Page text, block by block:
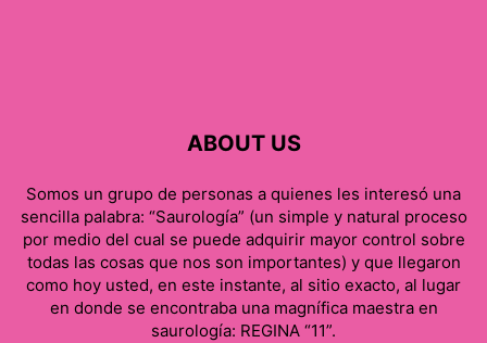
ABOUT US
Somos un grupo de personas a quienes les interesó una
sencilla palabra: “Saurología” (un simple y natural proceso
por medio del cual se puede adquirir mayor control sobre
todas las cosas que nos son importantes) y que llegaron
como hoy usted, en este instante, al sitio exacto, al lugar
en donde se encontraba una magnífica maestra en
saurología: REGINA “11”.